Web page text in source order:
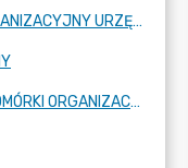
REGULAMIN ORGANIZACYJNY URZĘDU
PRACOWNICY, KOMÓRKI ORGANIZACYJNE URZĘDU